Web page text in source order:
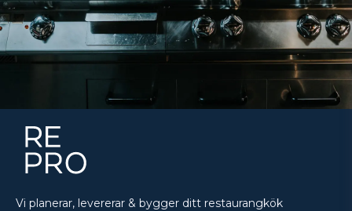
Vi planerar, levererar & bygger ditt restaurangkök